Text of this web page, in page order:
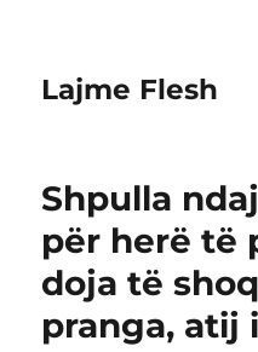
Lajme Flesh
Shpulla
për herë të
doja të
pranga, atij